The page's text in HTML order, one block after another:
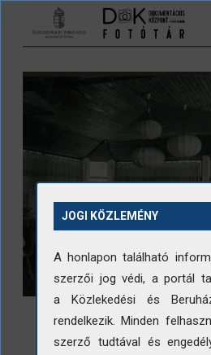
Ugrás a tartalomra
JOGI KÖZLEMÉNY
A honlapon található
szerzői jog védi, a portál
a Közlekedési és
rendelkezik. Minden
szerző tudtával és